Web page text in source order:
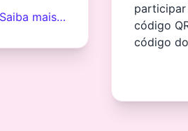
Saiba mais…
participar
código
código